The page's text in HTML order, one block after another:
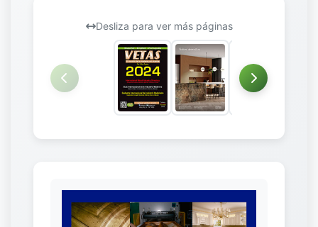
Desliza para ver más páginas